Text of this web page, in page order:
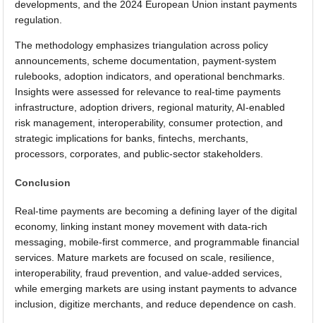
developments, and the 2024 European Union instant payments
regulation.
The methodology emphasizes triangulation across policy
announcements, scheme documentation, payment-system
rulebooks, adoption indicators, and operational benchmarks.
Insights were assessed for relevance to real-time payments
infrastructure, adoption drivers, regional maturity, AI-enabled
risk management, interoperability, consumer protection, and
strategic implications for banks, fintechs, merchants,
processors, corporates, and public-sector stakeholders.
Conclusion
Real-time payments are becoming a defining layer of the digital
economy, linking instant money movement with data-rich
messaging, mobile-first commerce, and programmable financial
services. Mature markets are focused on scale, resilience,
interoperability, fraud prevention, and value-added services,
while emerging markets are using instant payments to advance
inclusion, digitize merchants, and reduce dependence on cash.